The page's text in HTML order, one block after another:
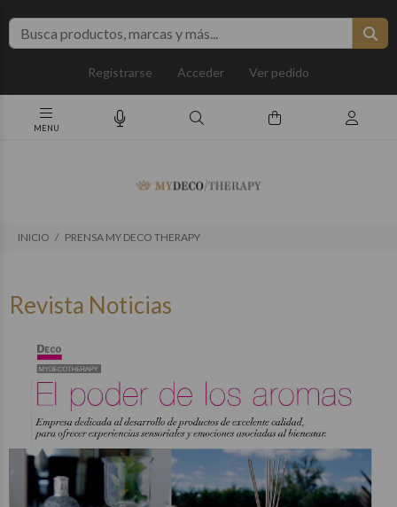
Registrarse Acceder Ver pedido
INICIO PRENSA MY DECO THERAPY
Revista Noticias